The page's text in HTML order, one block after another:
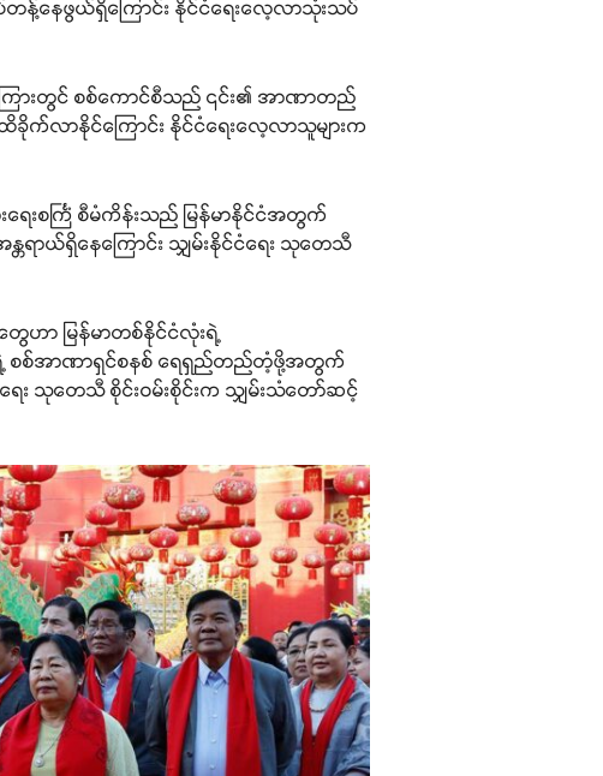
တန့်နေဖွယ်ရှိကြောင်း နိုင်ငံရေးလေ့လာသုံးသပ်
ားကြားတွင် စစ်ကောင်စီသည် ၎င်း၏ အာဏာတည်
က်လာနိုင်ကြောင်း နိုင်ငံရေးလေ့လာသူများက
ေးစင်္ကြံ စီမံကိန်းသည် မြန်မာနိုင်ငံအတွက်
ာယ်ရှိနေကြောင်း သျှမ်းနိုင်ငံရေး သုတေသီ
ဟာ မြန်မာတစ်နိုင်ငံလုံးရဲ့
ရဲ့ စစ်အာဏာရှင်စနစ် ရေရှည်တည်တံ့ဖို့အတွက်
း သုတေသီ စိုင်းဝမ်းစိုင်းက သျှမ်းသံတော်ဆင့်